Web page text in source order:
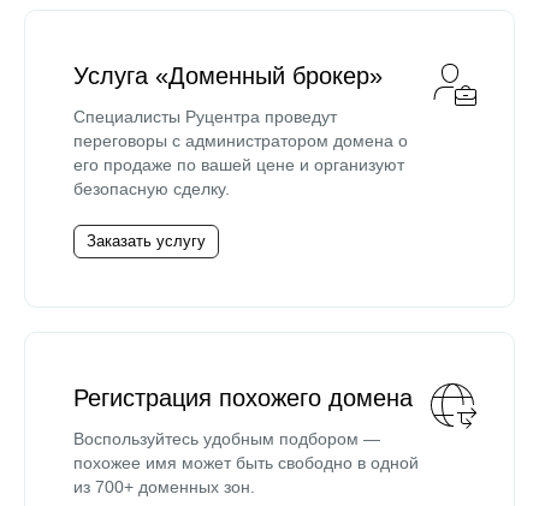
Услуга «Доменный брокер»
Специалисты Руцентра проведут
переговоры с администратором домена о
его продаже по вашей цене и организуют
безопасную сделку.
Заказать услугу
Регистрация похожего домена
Воспользуйтесь удобным подбором —
похожее имя может быть свободно в одной
из 700+ доменных зон.